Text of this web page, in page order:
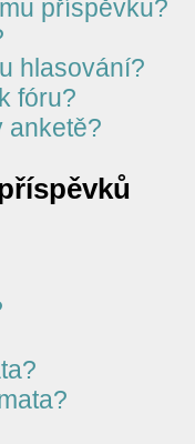
příspěvku?
hlasování?
fóru?
anketě?